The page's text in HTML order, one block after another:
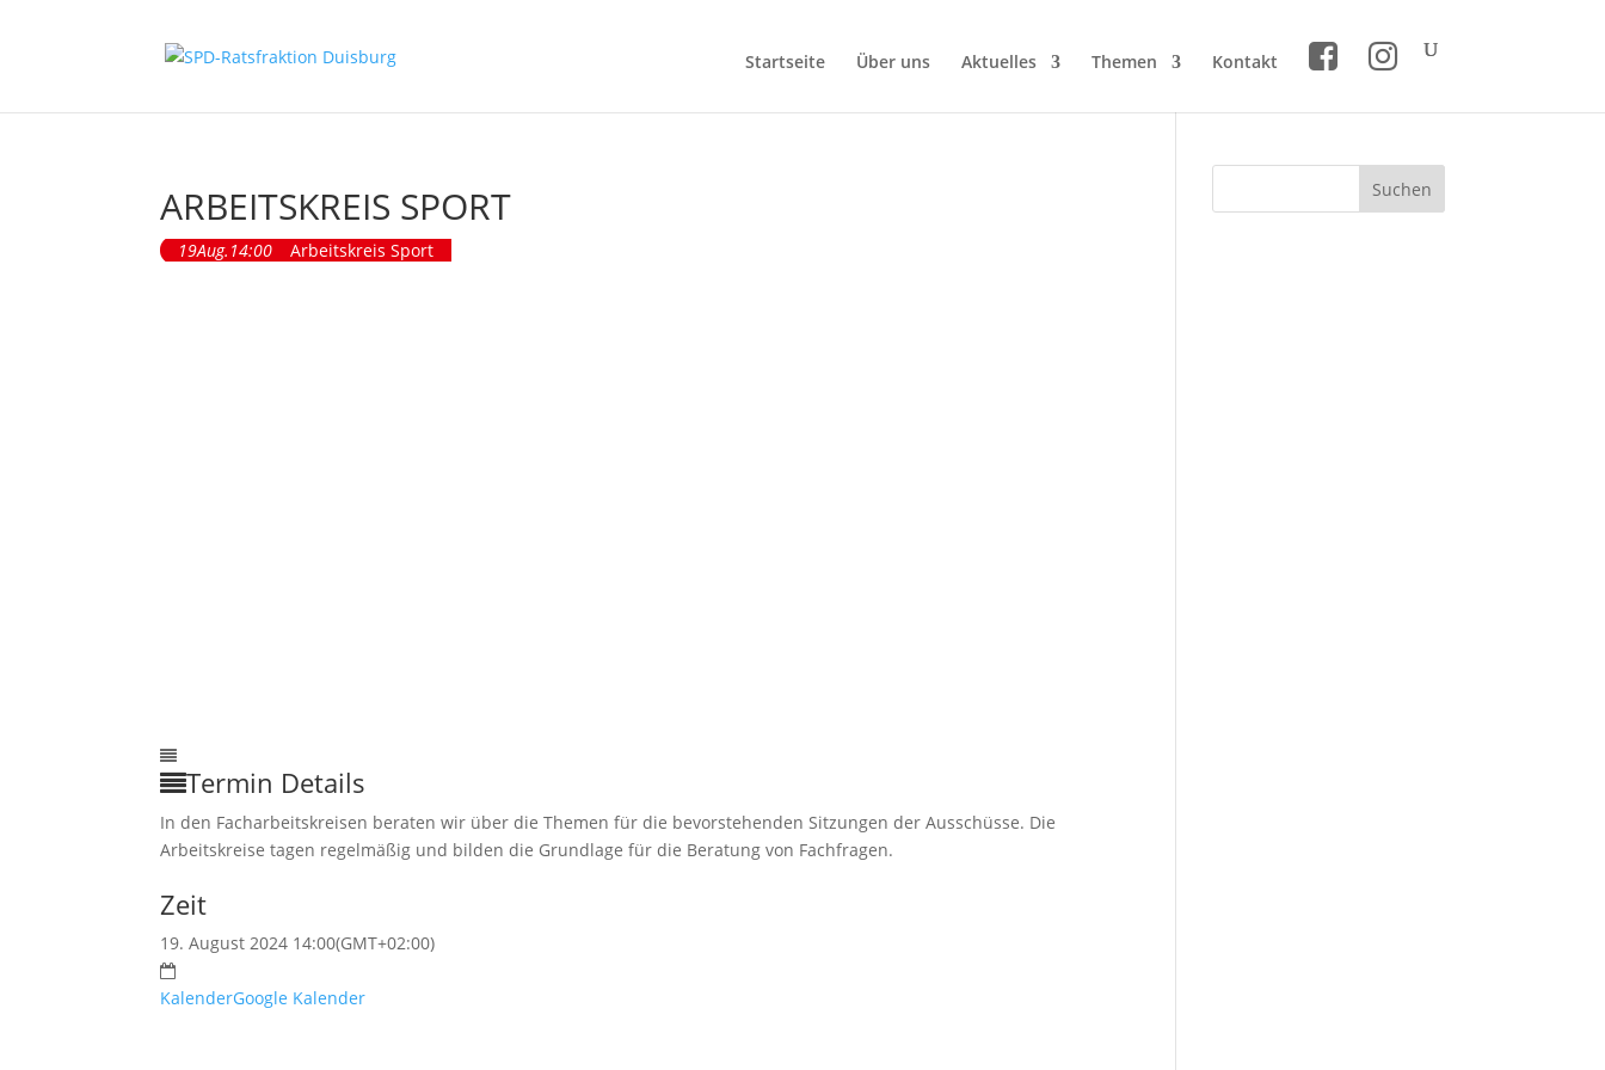
Startseite Über uns Aktuelles Themen Kontakt
ARBEITSKREIS SPORT
19Aug. 14:00 Arbeitskreis Sport
Termin Details
In den Facharbeitskreisen beraten wir über die Themen für die bevorstehenden Sitzungen der Ausschüsse. Die
Arbeitskreise tagen regelmäßig und bilden die Grundlage für die Beratung von Fachfragen.
Zeit
19. August 2024 14:00(GMT+02:00)
KalenderGoogle Kalender